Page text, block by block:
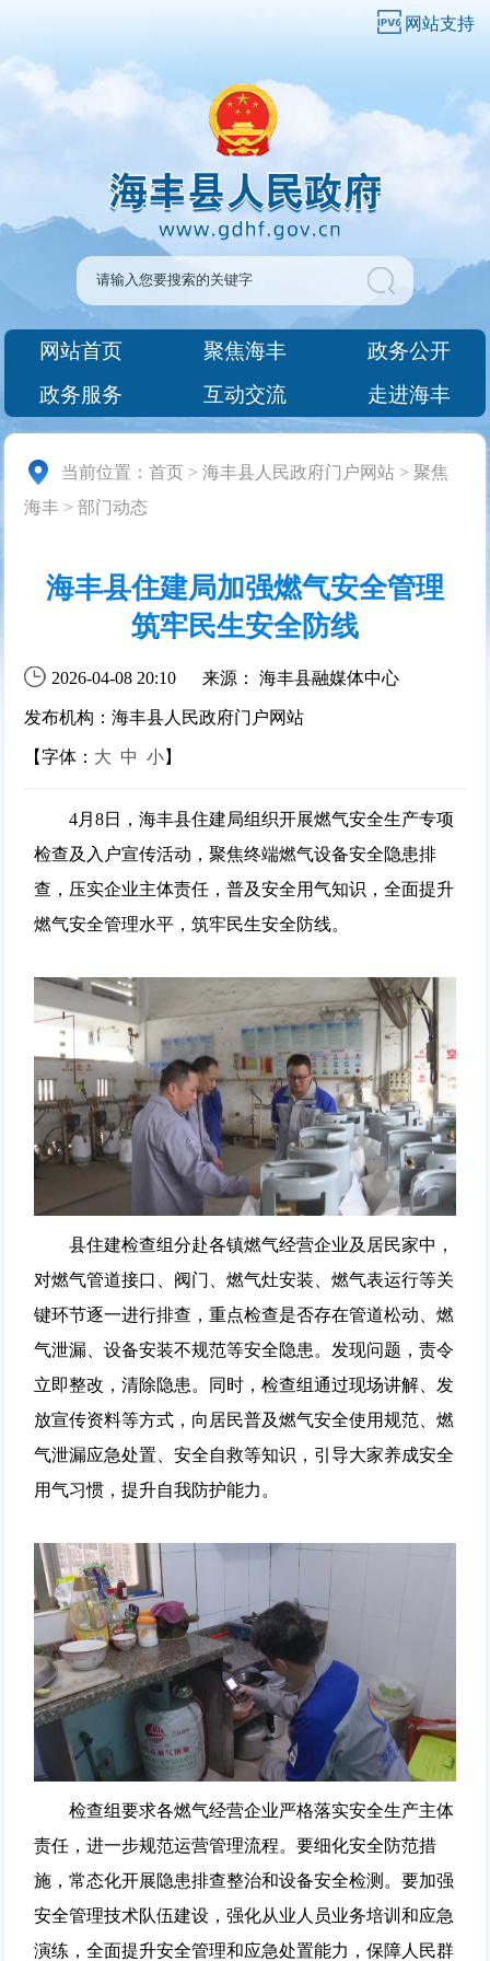
网站支持
网站首页 聚焦海丰
政务公开
政务服务
互动交流 走进海丰
当前位置：首页 >海丰县人民政府门户网站 >聚焦
海丰 >部门动态
海丰县住建局加强燃气安全管理
筑牢民生安全防线
2026-04-08 20:10 来源： 海丰县融媒体中心
发布机构：海丰县人民政府门户网站
【字体： 大 中 小】
4月8日，海丰县住建局组织开展燃气安全生产专项
检查及入户宣传活动，聚焦终端燃气设备安全隐患排
查，压实企业主体责任，普及安全用气知识，全面提升
燃气安全管理水平，筑牢民生安全防线。
县住建检查组分赴各镇燃气经营企业及居民家中，
对燃气管道接口、阀门、燃气灶安装、燃气表运行等关
键环节逐一进行排查，重点检查是否存在管道松动、燃
气泄漏、设备安装不规范等安全隐患。发现问题，责令
立即整改，清除隐患。同时，检查组通过现场讲解、发
放宣传资料等方式，向居民普及燃气安全使用规范、燃
气泄漏应急处置、安全自救等知识，引导大家养成安全
用气习惯，提升自我防护能力。
检查组要求各燃气经营企业严格落实安全生产主体
责任，进一步规范运营管理流程。要细化安全防范措
施，常态化开展隐患排查整治和设备安全检测。要加强
安全管理技术队伍建设，强化从业人员业务培训和应急
演练，全面提升安全管理和应急处置能力，保障人民群